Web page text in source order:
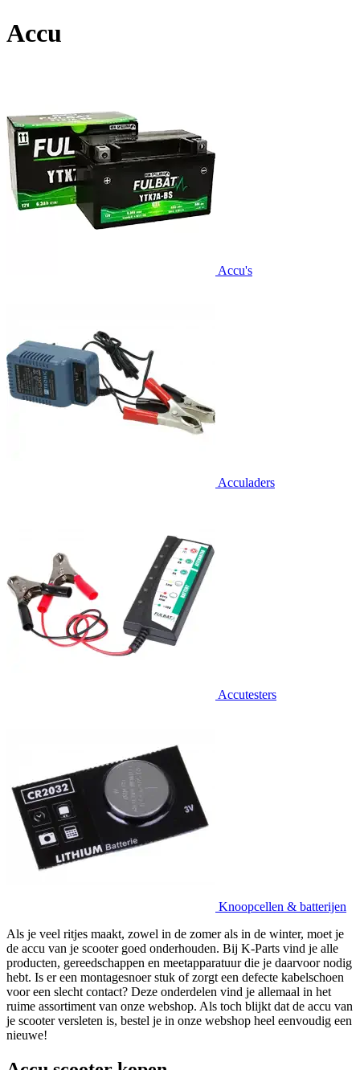
Accu
Accu's
Acculaders
Accutesters
Knoopcellen & batterijen
Als je veel ritjes maakt, zowel in de zomer als in de winter, moet je
de accu van je scooter goed onderhouden. Bij K-Parts vind je alle
producten, gereedschappen en meetapparatuur die je daarvoor nodig
hebt. Is er een montagesnoer stuk of zorgt een defecte kabelschoen
voor een slecht contact? Deze onderdelen vind je allemaal in het
ruime assortiment van onze webshop. Als toch blijkt dat de accu van
je scooter versleten is, bestel je in onze webshop heel eenvoudig een
nieuwe!